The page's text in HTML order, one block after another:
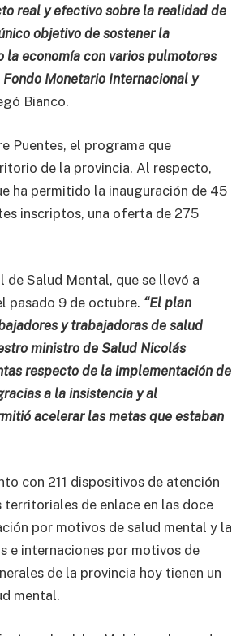
real y efectivo sobre la realidad de
objetivo de sostener la
la economía con varios pulmotores
Monetario Internacional y
Bianco.
Puentes, el programa que
de la provincia. Al respecto,
ha permitido la inauguración de 45
inscriptos, una oferta de 275
de Salud Mental, que se llevó a
pasado 9 de octubre. “El plan
y trabajadoras de salud
ministro de Salud Nicolás
respecto de la implementación de
a la insistencia y al
acelerar las metas que estaban
con 211 dispositivos de atención
de enlace en las doce
por motivos de salud mental y la
e internaciones por motivos de
de la provincia hoy tienen un
mental.